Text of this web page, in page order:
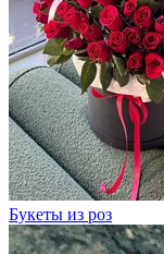
Букеты из роз